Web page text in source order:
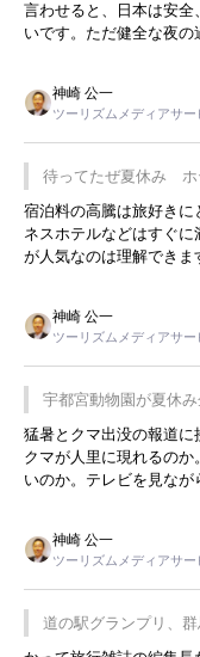
言わせると、日本は安
いです。ただ健全な夜
ような意味で、金曜夜
限らず外国人にとって
神崎 公一
ツーリズムメディアサ
待ってたぜ夏休み ホ
宿泊料の高騰は旅好き
ネスホテルなどはすぐ
が人気なのは理解でき
をした時は、移動はグ
用してホテル代を浮か
す。若い人が夜行バスで
が残らないのかなと思っ
神崎 公一
ツーリズムメディアサ
宇都宮動物園が夏休
開催
猛暑とクマ出没の報道に
クマが人里に現れるの
いのか。テレビを見な
んてことは、冗談でも
神崎 公一
ツーリズムメディアサ
道の駅グランプリ、